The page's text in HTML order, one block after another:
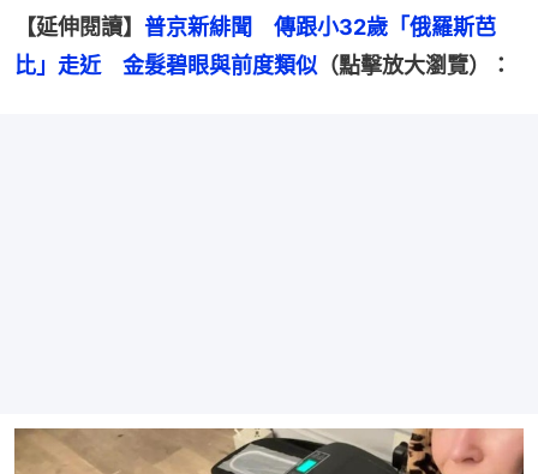
【延伸閱讀】 普京新緋聞　傳跟小32歲「俄羅斯芭
比」走近　金髮碧眼與前度類似 （點擊放大瀏覽）：